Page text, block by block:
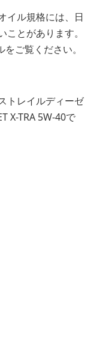
イル規格には、日
ことがあります。
ご覧ください。
トレイルディーゼ
X-TRA 5W-40で